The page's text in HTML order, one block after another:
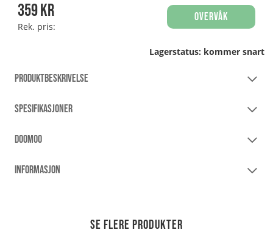
359kr
Rek. pris:
Overvåk
Lagerstatus: kommer snart
PRODUKTBESKRIVELSE
SPESIFIKASJONER
DOOMOO
INFORMASJON
Se flere produkter